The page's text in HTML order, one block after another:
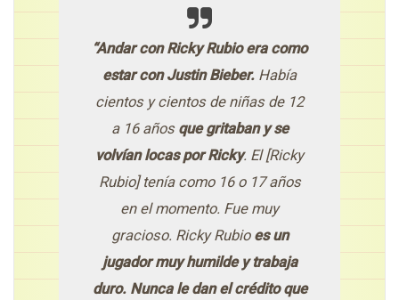
“Andar con Ricky Rubio era como
estar con Justin Bieber. Había
cientos y cientos de niñas de 12
a 16 años que gritaban y se
volvían locas por Ricky. El [Ricky
Rubio] tenía como 16 o 17 años
en el momento. Fue muy
gracioso. Ricky Rubio es un
jugador muy humilde y trabaja
duro. Nunca le dan el crédito que